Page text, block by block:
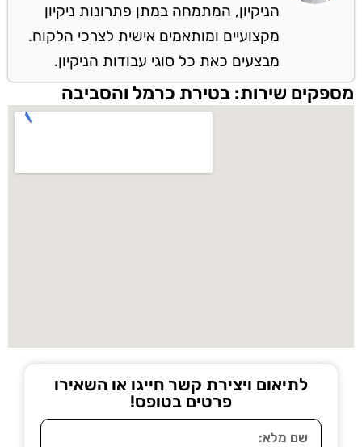
הניקיון, המתמחה במתן פתרונות ניקיון
מקצועיים ומותאמים אישית לצרכי הלקוח.
מבצעים כאת כל סוגי עבודות הניקיון.
מספקים שירות: בטירת כרמל והסביבה
לתיאום ויצירת קשר חייגו או השאירו
פרטים בטופס!